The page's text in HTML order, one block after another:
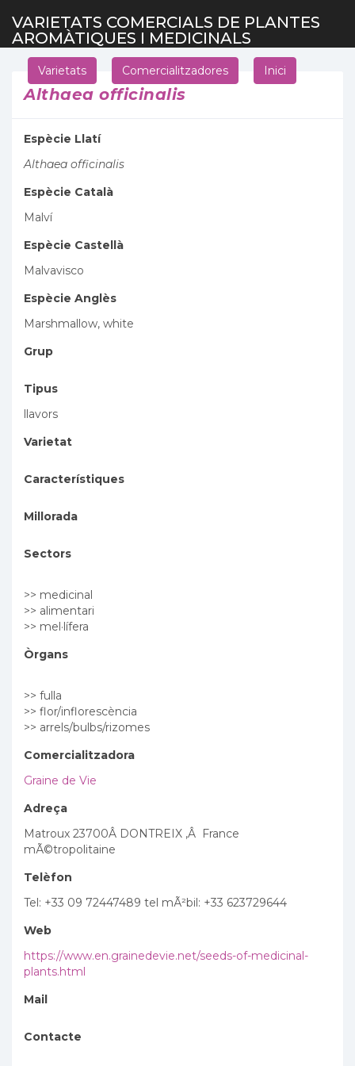
VARIETATS COMERCIALS DE PLANTES
AROMÀTIQUES I MEDICINALS
Varietats Comercialitzadores Inici
Althaea officinalis
Espècie Llatí
Althaea officinalis
Espècie Català
Malví
Espècie Castellà
Malvavisco
Espècie Anglès
Marshmallow, white
Grup
Tipus
llavors
Varietat
Característiques
Millorada
Sectors
>> medicinal
>> alimentari
>> mel·lífera
Òrgans
>> fulla
>> flor/inflorescència
>> arrels/bulbs/rizomes
Comercialitzadora
Graine de Vie
Adreça
Matroux 23700Â DONTREIX ,Â France
mÃ©tropolitaine
Telèfon
Tel: +33 09 72447489 tel mÃ²bil: +33 623729644
Web
https://www.en.grainedevie.net/seeds-of-medicinal-
plants.html
Mail
Contacte